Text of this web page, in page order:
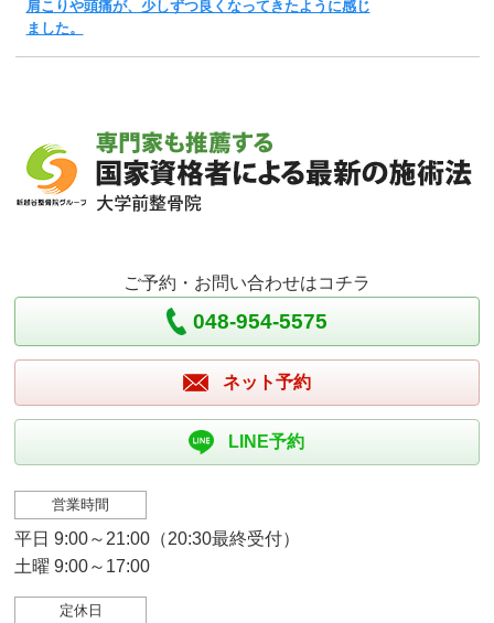
肩こりや頭痛が、少しずつ良くなってきたように感じ
ました。
ご予約・お問い合わせはコチラ
048-954-5575
ネット予約
LINE予約
営業時間
平日 9:00～21:00（20:30最終受付）
土曜 9:00～17:00
定休日